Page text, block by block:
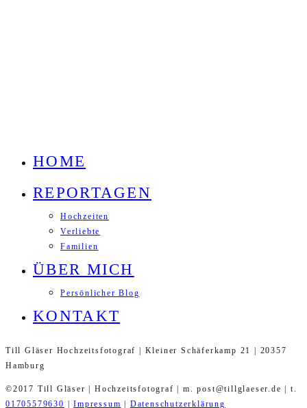
HOME
REPORTAGEN
Hochzeiten
Verliebte
Familien
ÜBER MICH
Persönlicher Blog
KONTAKT
Till Gläser Hochzeitsfotograf | Kleiner Schäferkamp 21 | 20357
Hamburg
©2017 Till Gläser | Hochzeitsfotograf | m. post@tillglaeser.de | t.
01705579630
|Impressum Datenschutzerklärung